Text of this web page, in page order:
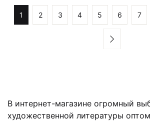
1 2 3 4 5 6 7
В интернет-магазине огромный
художественной литературы